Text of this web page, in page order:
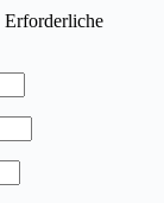
Erforderliche